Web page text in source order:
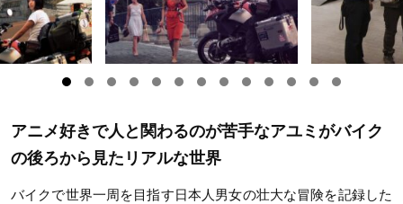
アニメ好きで人と関わるのが苦手なアユミがバイク
の後ろから見たリアルな世界
バイクで世界一周を目指す日本人男女の壮大な冒険を記録した